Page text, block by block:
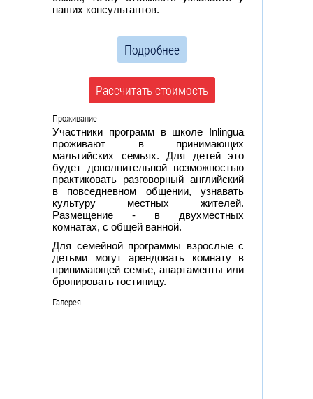
наших консультантов.
Подробнее
Рассчитать стоимость
Проживание
Участники программ в школе Inlingua
проживают в принимающих
мальтийских семьях. Для детей это
будет дополнительной возможностью
практиковать разговорный английский
в повседневном общении, узнавать
культуру местных жителей.
Размещение - в двухместных
комнатах, с общей ванной.
Для семейной программы взрослые с
детьми могут арендовать комнату в
принимающей семье, апартаменты или
бронировать гостиницу.
Галерея